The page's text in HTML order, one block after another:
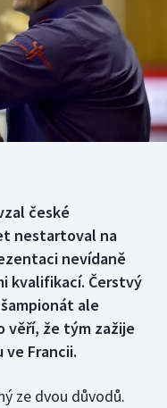
české
nestartoval na
nevídaně
kvalifikací. Čerstvý
ale
věří, že tým zažije
ve Francii.
ze dvou důvodů.